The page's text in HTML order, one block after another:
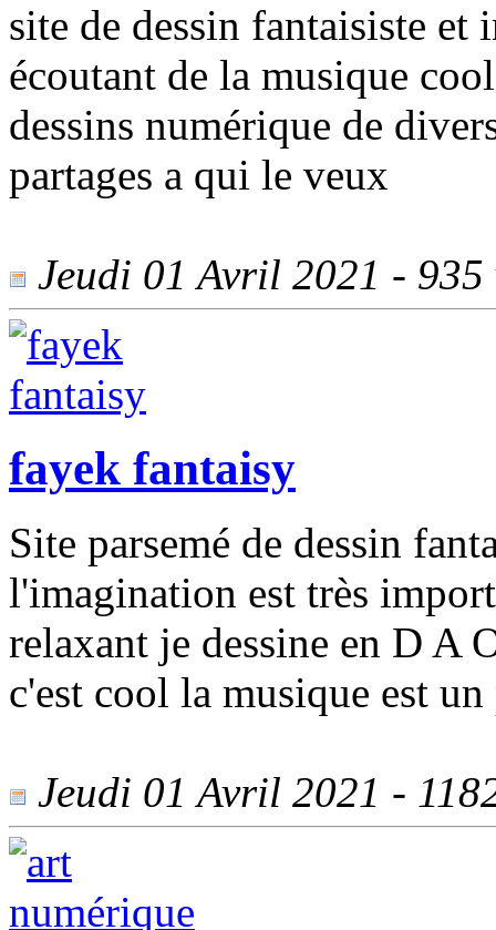
site de dessin fantaisiste
écoutant de la musique
dessins numérique de
partages a qui le veux
Jeudi 01 Avril 2021 - 935
fayek fantaisy
Site parsemé de dessin
l'imagination est très
relaxant je dessine en D A
c'est cool la musique est
Jeudi 01 Avril 2021 -